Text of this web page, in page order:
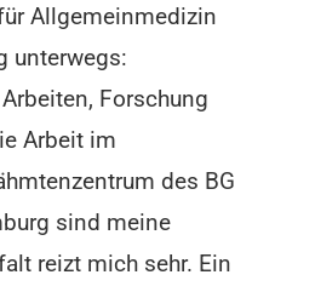
Allgemeinmedizin
unterwegs:
Forschung
Arbeit im
des BG
sind meine
reizt mich sehr. Ein